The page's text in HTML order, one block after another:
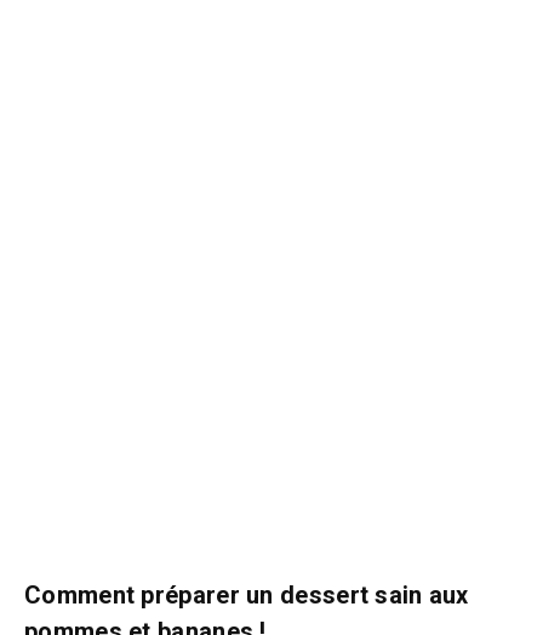
Comment préparer un dessert sain aux